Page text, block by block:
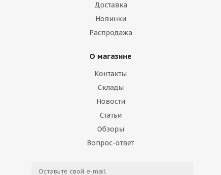
Доставка
Новинки
Распродажа
О магазине
Контакты
Склады
Новости
Статьи
Обзоры
Вопрос-ответ